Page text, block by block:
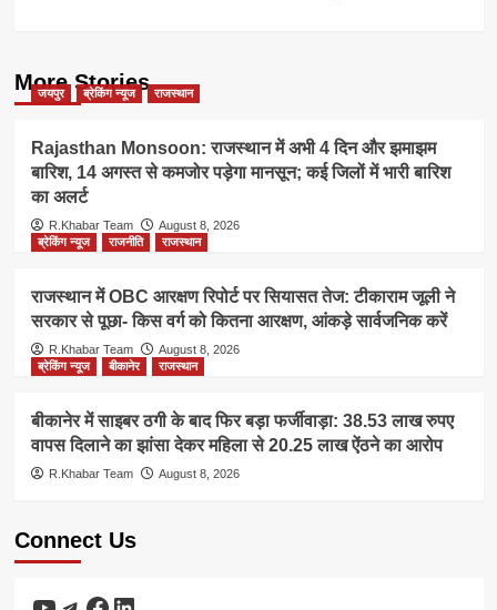
More Stories
जयपुर ब्रेकिंग न्यूज राजस्थान
Rajasthan Monsoon: राजस्थान में अभी 4 दिन और झमाझम
बारिश, 14 अगस्त से कमजोर पड़ेगा मानसून; कई जिलों में भारी बारिश
का अलर्ट
R.Khabar Team
August 8, 2026
ब्रेकिंग न्यूज
राजनीति राजस्थान
राजस्थान में OBC आरक्षण रिपोर्ट पर सियासत तेज: टीकाराम जूली ने
सरकार से पूछा- किस वर्ग को कितना आरक्षण, आंकड़े सार्वजनिक करें
R.Khabar Team
August 8, 2026
ब्रेकिंग न्यूज
बीकानेर राजस्थान
बीकानेर में साइबर ठगी के बाद फिर बड़ा फर्जीवाड़ा: 38.53 लाख रुपए
वापस दिलाने का झांसा देकर महिला से 20.25 लाख ऐंठने का आरोप
R.Khabar Team August 8, 2026
Connect Us